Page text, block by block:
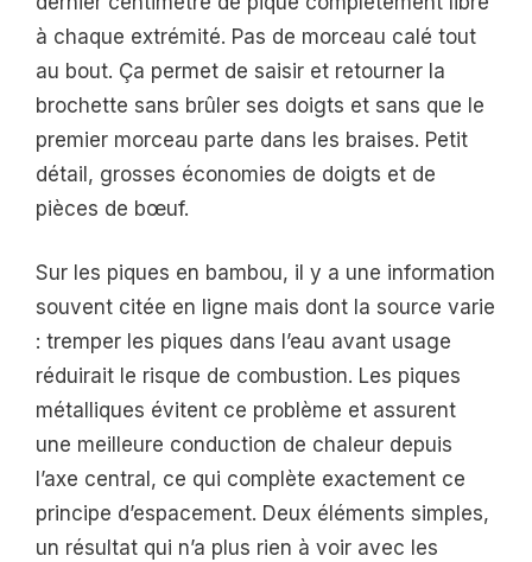
à chaque extrémité. Pas de morceau calé tout
au bout. Ça permet de saisir et retourner la
brochette sans brûler ses doigts et sans que le
premier morceau parte dans les braises. Petit
détail, grosses économies de doigts et de
pièces de bœuf.
Sur les piques en bambou, il y a une information
souvent citée en ligne mais dont la source varie
: tremper les piques dans l’eau avant usage
réduirait le risque de combustion. Les piques
métalliques évitent ce problème et assurent
une meilleure conduction de chaleur depuis
l’axe central, ce qui complète exactement ce
principe d’espacement. Deux éléments simples,
un résultat qui n’a plus rien à voir avec les